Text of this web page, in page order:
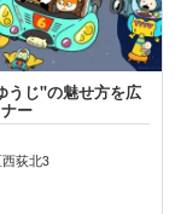
うじ"の魅せ方を広
ー
荻北3